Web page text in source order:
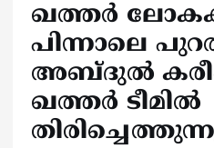
ഖത്തർ
പിന്നാലെ
അബ്ദുൽ
ഖത്തർ ടീമിൽ